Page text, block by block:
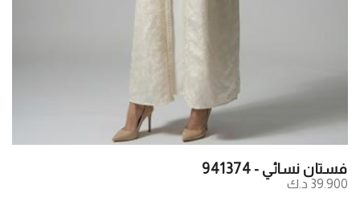
فستان نسائي - 941374
39.900 د.ك